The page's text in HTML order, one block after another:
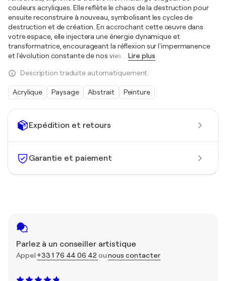
Expédition et retours
Garantie et paiement
Parlez à un conseiller artistique
Appel +33 1 76 44 06 42ounous contacter
couleurs acryliques. Elle reflète le chaos de la destruction pour
ensuite reconstruire à nouveau, symbolisant les cycles de
destruction et de création. En accrochant cette œuvre dans
votre espace, elle injectera une énergie dynamique et
transformatrice, encourageant la réflexion sur l'impermanence
et l'évolution constante de nos vies.… Lire plus
Description traduite automatiquement.
Acrylique Paysage Abstrait Peinture